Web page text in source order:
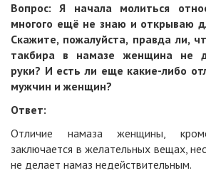
Вопрос: Я начала молиться
многого ещё не знаю и открываю
Скажите, пожалуйста, правда ли,
такбира в намазе женщина не
руки? И есть ли еще какие-либо
мужчин и женщин?
Ответ:
Отличие намазаженщины,
заключается в желательных вещах,
не делает намаз недействительным.